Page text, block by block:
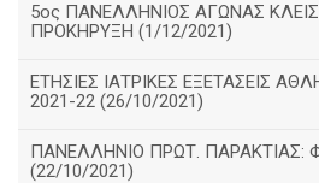
5ος ΠΑΝΕΛΛΗΝΙΟΣ ΑΓΩΝΑΣ
ΠΡΟΚΗΡΥΞΗ (1/12/2021)
ΕΤΗΣΙΕΣ ΙΑΤΡΙΚΕΣ ΕΞΕΤΑΣΕΙΣ
2021-22 (26/10/2021)
ΠΑΝΕΛΛΗΝΙΟ ΠΡΩΤ. ΠΑΡΑΚΤΙΑΣ:
(22/10/2021)